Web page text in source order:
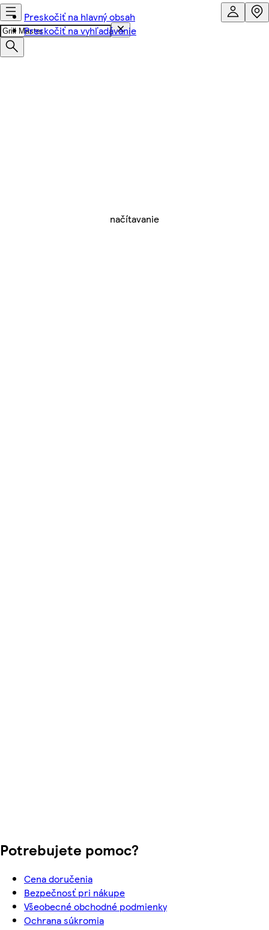
Preskočiť na hlavný obsah
Preskočiť na vyhľadávanie
načítavanie
Potrebujete pomoc?
Cena doručenia
Bezpečnosť pri nákupe
Všeobecné obchodné podmienky
Ochrana súkromia